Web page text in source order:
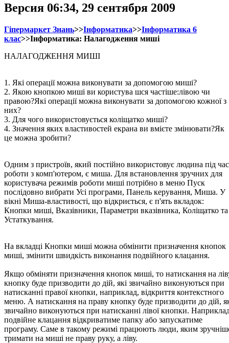
Версия 06:34, 29 сентября 2009
Гіпермаркет Знань>>Інформатика>>Інформатика 6
клас>>Інформатика: Налагодження миші
НАЛАГОДЖЕННЯ МИШІ
1. Які операції можна виконувати за допомогою миші?
2. Якою кнопкою миші ви користува шся частіше:лівою чи
правою?Які операції можна виконувати за допомогою кожної з
них?
3. Для чого використовується коліщатко миші?
4. Значення яких властивостей екрана ви вмієте змінювати?Як
це можна зробити?
Одним з пристроїв, який постійно використовує людина під час
роботи з комп'ютером, є миша. Для встановлення зручних для
користувача режимів роботи миші потрібно в меню Пуск
послідовно вибрати Усі програми, Панель керування, Миша. У
вікні Миша-властивості, що відкриється, є п'ять вкладок:
Кнопки миші, Вказівники, Параметри вказівника, Коліщатко та
Устаткування.
На вкладці Кнопки миші можна обмінити призначення кнопок
миші, змінити швидкість виконання подвійного клацання.
Якщо обміняти призначення кнопок миші, то натискання на
кнопку буде призводити до дій, які звичайно виконуються при
натисканні правої кнопки, наприклад, відкриття контекстного
меню. А натискання на праву кнопку буде призводити до дій,
звичайно виконуються при натисканні лівої кнопки.
подвійне клацання відкриватиме папку або запускатиме
програму. Саме в такому режимі працюють люди, яким
тримати на миші не праву руку, а ліву.